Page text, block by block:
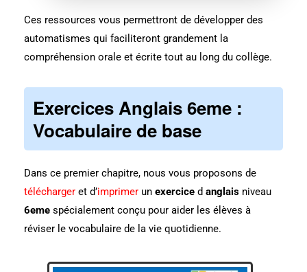
Ces ressources vous permettront de développer des
automatismes qui faciliteront grandement la
compréhension orale et écrite tout au long du collège.
Exercices Anglais 6eme :
Vocabulaire de base
Dans ce premier chapitre, nous vous proposons de
télécharger et d’imprimer un exercice d anglais niveau
6eme spécialement conçu pour aider les élèves à
réviser le vocabulaire de la vie quotidienne.